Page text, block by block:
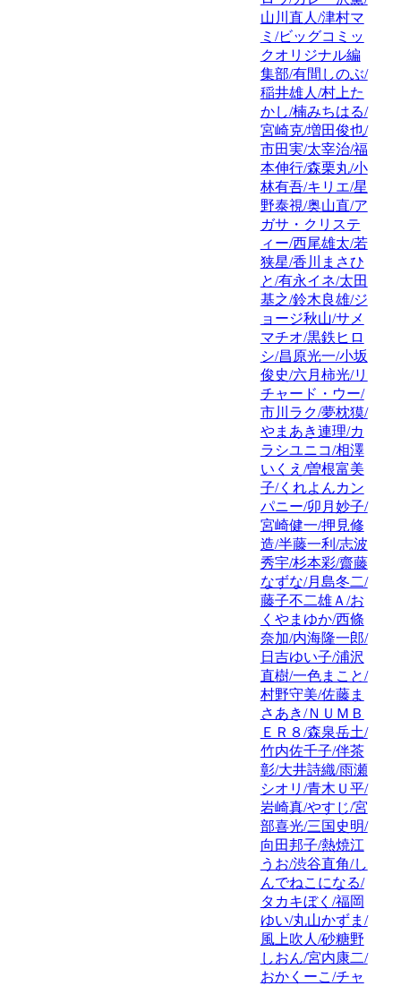
山川直人/津村マ
ミ/ビッグコミッ
クオリジナル編
集部/有間しのぶ/
稲井雄人/村上た
かし/楠みちはる/
宮崎克/増田俊也/
市田実/太宰治/福
本伸行/森栗丸/小
林有吾/キリエ/星
野泰視/奥山直/ア
ガサ・クリステ
ィー/西尾雄太/若
狭星/香川まさひ
と/有永イネ/太田
基之/鈴木良雄/ジ
ョージ秋山/サメ
マチオ/黒鉄ヒロ
シ/昌原光一/小坂
俊史/六月柿光/リ
チャード・ウー/
市川ラク/夢枕獏/
やまあき連理/カ
ラシユニコ/相澤
いくえ/曽根富美
子/くれよんカン
パニー/卯月妙子/
宮崎健一/押見修
造/半藤一利/志波
秀宇/杉本彩/齋藤
なずな/月島冬二/
藤子不二雄Ａ/お
くやまゆか/西條
奈加/内海隆一郎/
日吉ゆい子/浦沢
直樹/一色まこと/
村野守美/佐藤ま
さあき/ＮＵＭＢ
ＥＲ８/森泉岳土/
竹内佐千子/伴茶
彰/大井詩織/雨瀬
シオリ/青木Ｕ平/
岩崎真/やすじ/宮
部喜光/三国史明/
向田邦子/熱焼江
うお/渋谷直角/し
んでねこになる/
タカキぼく/福岡
ゆい/丸山かずま/
風上吹人/砂糖野
しおん/宮内康二/
おかくーこ/チャ